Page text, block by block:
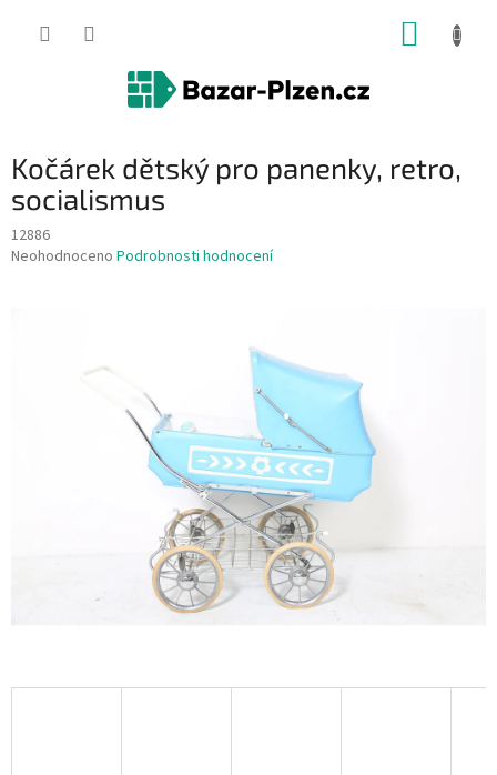
Kočárek dětský pro panenky, retro,
socialismus
12886
Průměrné
Neohodnoceno Podrobnosti hodnocení